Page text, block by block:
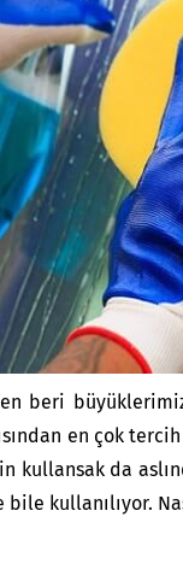
beri
en çok
kullansak da
kullanılıyor.